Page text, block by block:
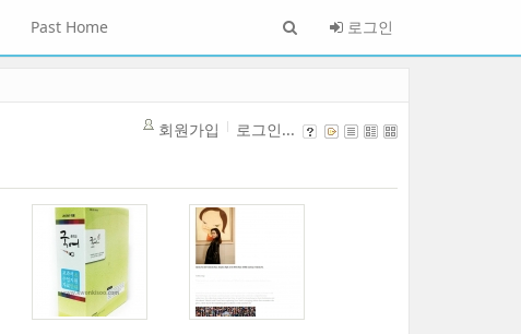
Past Home 로그인
회원가입 로그인...